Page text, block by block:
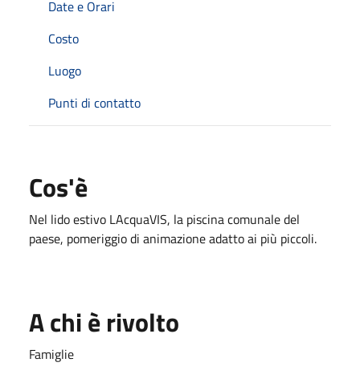
Date e Orari
Costo
Luogo
Punti di contatto
Cos'è
Nel lido estivo LAcquaVIS, la piscina comunale del
paese, pomeriggio di animazione adatto ai più piccoli.
A chi è rivolto
Famiglie